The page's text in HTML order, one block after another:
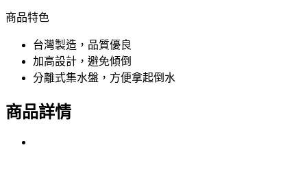
商品特色
台灣製造，品質優良
加高設計，避免傾倒
分離式集水盤，方便拿起倒水
商品詳情